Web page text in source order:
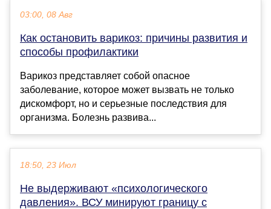
03:00, 08 Авг
Как остановить варикоз: причины развития и
способы профилактики
Варикоз представляет собой опасное
заболевание, которое может вызвать не только
дискомфорт, но и серьезные последствия для
организма. Болезнь развива...
18:50, 23 Июл
Не выдерживают «психологического
давления». ВСУ минируют границу с